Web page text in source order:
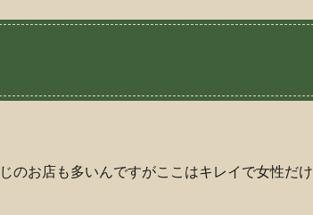
のお店も多いんですがここはキレイで女性だけ